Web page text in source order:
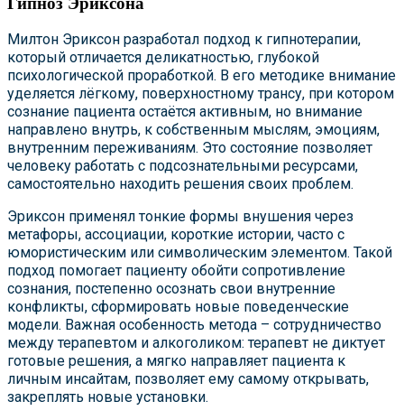
Милтон Эриксон разработал подход к гипнотерапии,
который отличается деликатностью, глубокой
психологической проработкой. В его методике внимание
уделяется лёгкому, поверхностному трансу, при котором
сознание пациента остаётся активным, но внимание
направлено внутрь, к собственным мыслям, эмоциям,
внутренним переживаниям. Это состояние позволяет
человеку работать с подсознательными ресурсами,
самостоятельно находить решения своих проблем.
Эриксон применял тонкие формы внушения через
метафоры, ассоциации, короткие истории, часто с
юмористическим или символическим элементом. Такой
подход помогает пациенту обойти сопротивление
сознания, постепенно осознать свои внутренние
конфликты, сформировать новые поведенческие
модели. Важная особенность метода – сотрудничество
между терапевтом и алкоголиком: терапевт не диктует
готовые решения, а мягко направляет пациента к
личным инсайтам, позволяет ему самому открывать,
закреплять новые установки.